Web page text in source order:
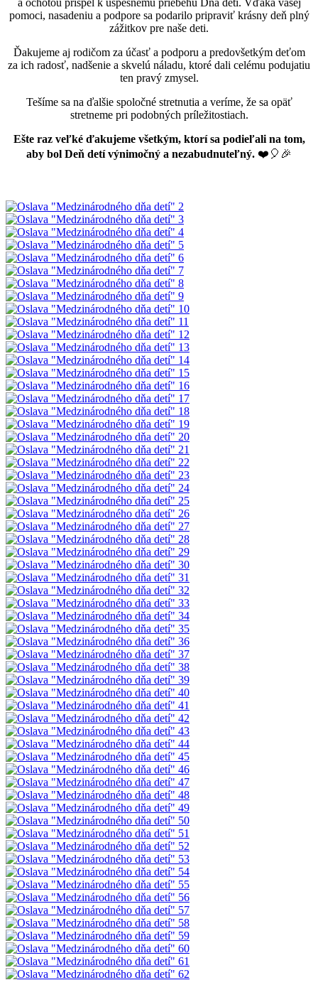
pomoci, nasadeniu a podpore sa podarilo pripraviť krásny deň plný
zážitkov pre naše deti.
Ďakujeme aj rodičom za účasť a podporu a predovšetkým deťom
za ich radosť, nadšenie a skvelú náladu, ktoré dali celému podujatiu
ten pravý zmysel.
Tešíme sa na ďalšie spoločné stretnutia a veríme, že sa opäť
stretneme pri podobných príležitostiach.
Ešte raz veľké ďakujeme všetkým, ktorí sa podieľali na tom,
aby bol Deň detí výnimočný a nezabudnuteľný. ❤️🎈🎉